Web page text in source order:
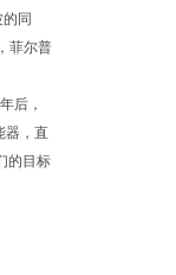
同
菲尔普
后，
器，直
的目标